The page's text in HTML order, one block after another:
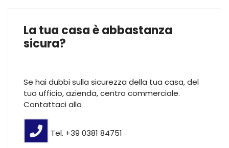
La tua casa è abbastanza
sicura?
Se hai dubbi sulla sicurezza della tua casa, del
tuo ufficio, azienda, centro commerciale.
Contattaci allo
Tel. +39 0381 84751